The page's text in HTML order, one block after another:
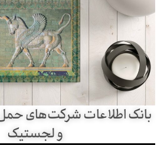
بانک اطلاعات شرکت‌های
و لجستیک